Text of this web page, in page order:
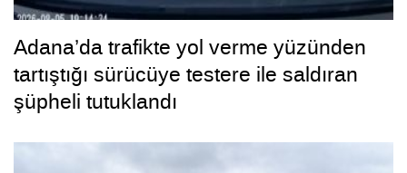
Adana’da trafikte yol verme yüzünden
tartıştığı sürücüye testere ile saldıran
şüpheli tutuklandı